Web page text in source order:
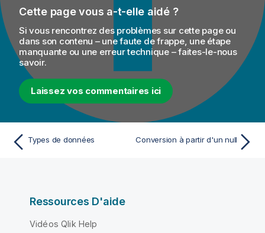
Cette page vous a-t-elle aidé ?
Si vous rencontrez des problèmes sur cette page ou
dans son contenu – une faute de frappe, une étape
manquante ou une erreur technique – faites-le-nous
savoir.
Laissez vos commentaires ici
Types de données Conversion à partir d'un null
Ressources D'aide
Vidéos Qlik Help